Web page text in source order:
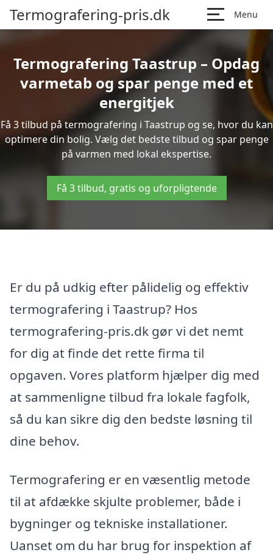
Termografering-pris.dk Menu
Termografering Taastrup – Opdag
varmetab og spar penge med et
energitjek
Få 3 tilbud på termografering i Taastrup og se, hvor du kan
optimere din bolig. Vælg det bedste tilbud og spar penge
på varmen med lokal ekspertise.
Få 3 tilbud, gratis og uforpligtende
Er du på udkig efter pålidelig og effektiv
termografering i Taastrup? Hos
termografering-pris.dk gør vi det nemt
for dig at finde det rette firma til
opgaven. Vores platform hjælper dig med
at sammenligne tilbud fra lokale fagfolk,
så du kan sikre dig den bedste løsning til
dine behov.
Termografering er en væsentlig metode
til at afdække skjulte problemer, både i
bygninger og tekniske installationer.
Uanset om du har brug for inspektion af